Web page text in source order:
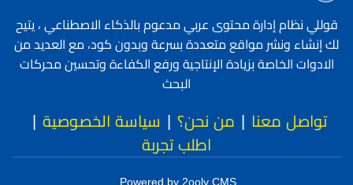
قوللي نظام إدارة محتوى عربي مدعوم بالذكاء الاصطناعي ، يتيح
لك إنشاء ونشر مواقع متعددة بسرعة وبدون كود، مع العديد من
الادوات الخاصة بزيادة الإنتاجية ورفع الكفاءة وتحسين محركات
البحث
تواصل معنا | من نحن؟ | سياسة الخصوصية |
اطلب تجربة
Powered by 2ooly CMS.